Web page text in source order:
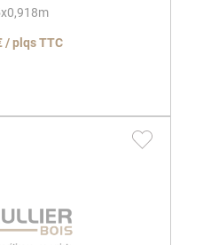
/ plqs TTC